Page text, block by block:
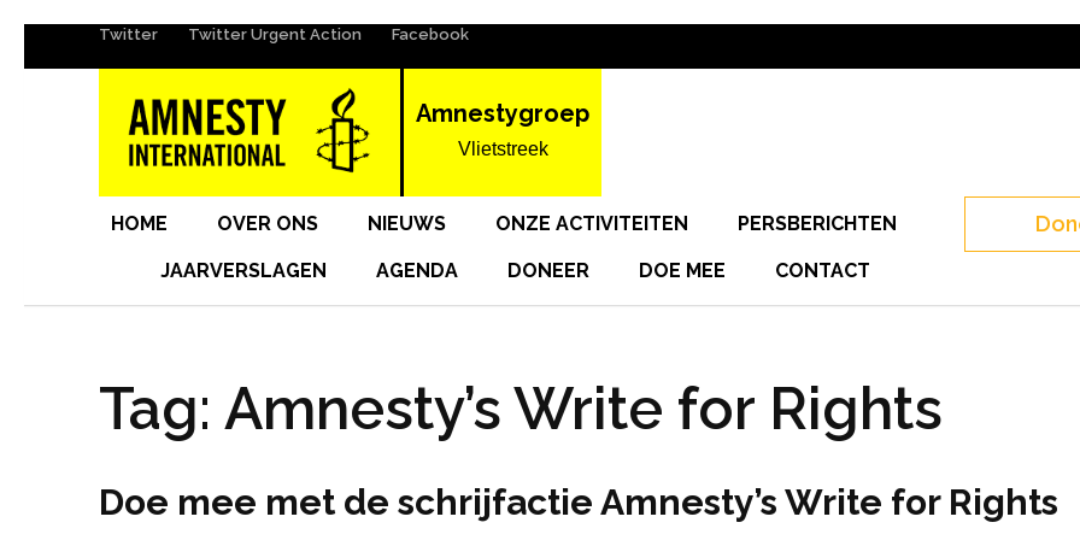
naar
Twitter Twitter Urgent Action Facebook
Amnestygroep
Vlietstreek
HOME OVER ONS NIEUWS ONZE ACTIVITEITEN PERSBERICHTEN
JAARVERSLAGEN AGENDA DONEER DOE MEE CONTACT
Tag: Amnesty’s Write for Rights
Doe mee met de schrijfactie Amnesty’s Write for Rights